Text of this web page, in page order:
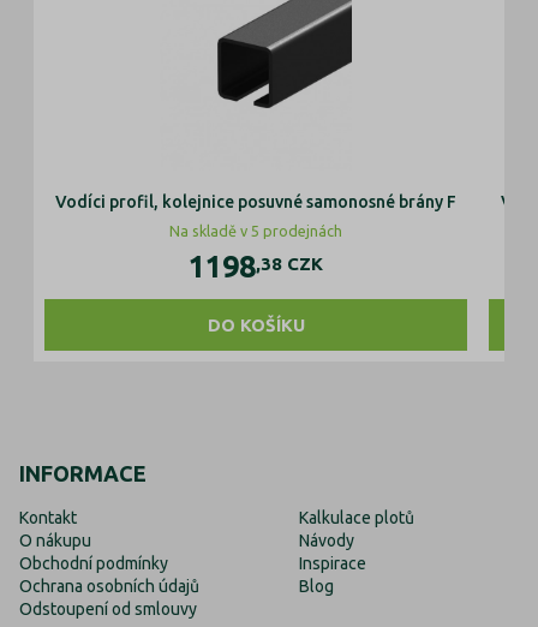
Vodíci profil, kolejnice posuvné samonosné brány F
Na skladě v 5 prodejnách
1198,38 CZK
DO KOŠÍKU
INFORMACE
Kontakt
O nákupu
Obchodní podmínky
Ochrana osobních údajů
Odstoupení od smlouvy
Kalkulace plotů
Návody
Inspirace
Blog